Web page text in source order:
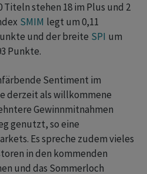
stehen 18 im Plus und 2
SMIM legt um 0,11
und der breite SPI um
Punkte.
Sentiment im
derzeit als willkommene
Gewinnmitnahmen
genutzt, so eine
Es spreche zudem vieles
in den kommenden
und das Sommerloch